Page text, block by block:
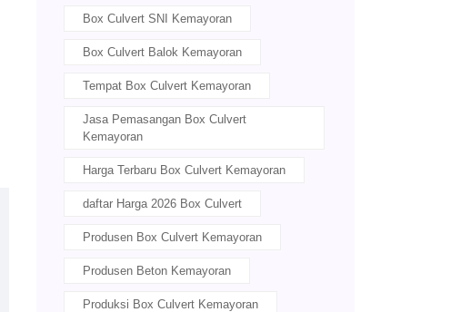
Box Culvert SNI Kemayoran
Box Culvert Balok Kemayoran
Tempat Box Culvert Kemayoran
Jasa Pemasangan Box Culvert
Kemayoran
Harga Terbaru Box Culvert Kemayoran
daftar Harga 2026 Box Culvert
Produsen Box Culvert Kemayoran
Produsen Beton Kemayoran
Produksi Box Culvert Kemayoran